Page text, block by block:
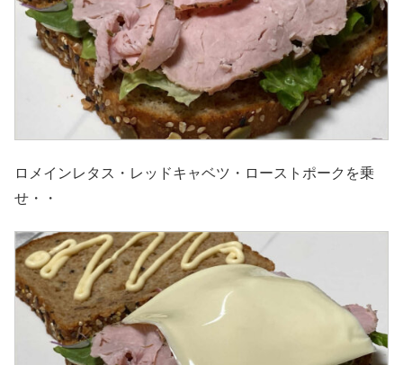
ロメインレタス・レッドキャベツ・ローストポークを乗
せ・・